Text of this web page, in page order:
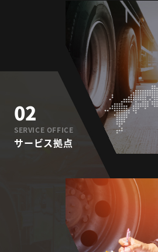
02
SERVICE OFFICE
サービス拠点